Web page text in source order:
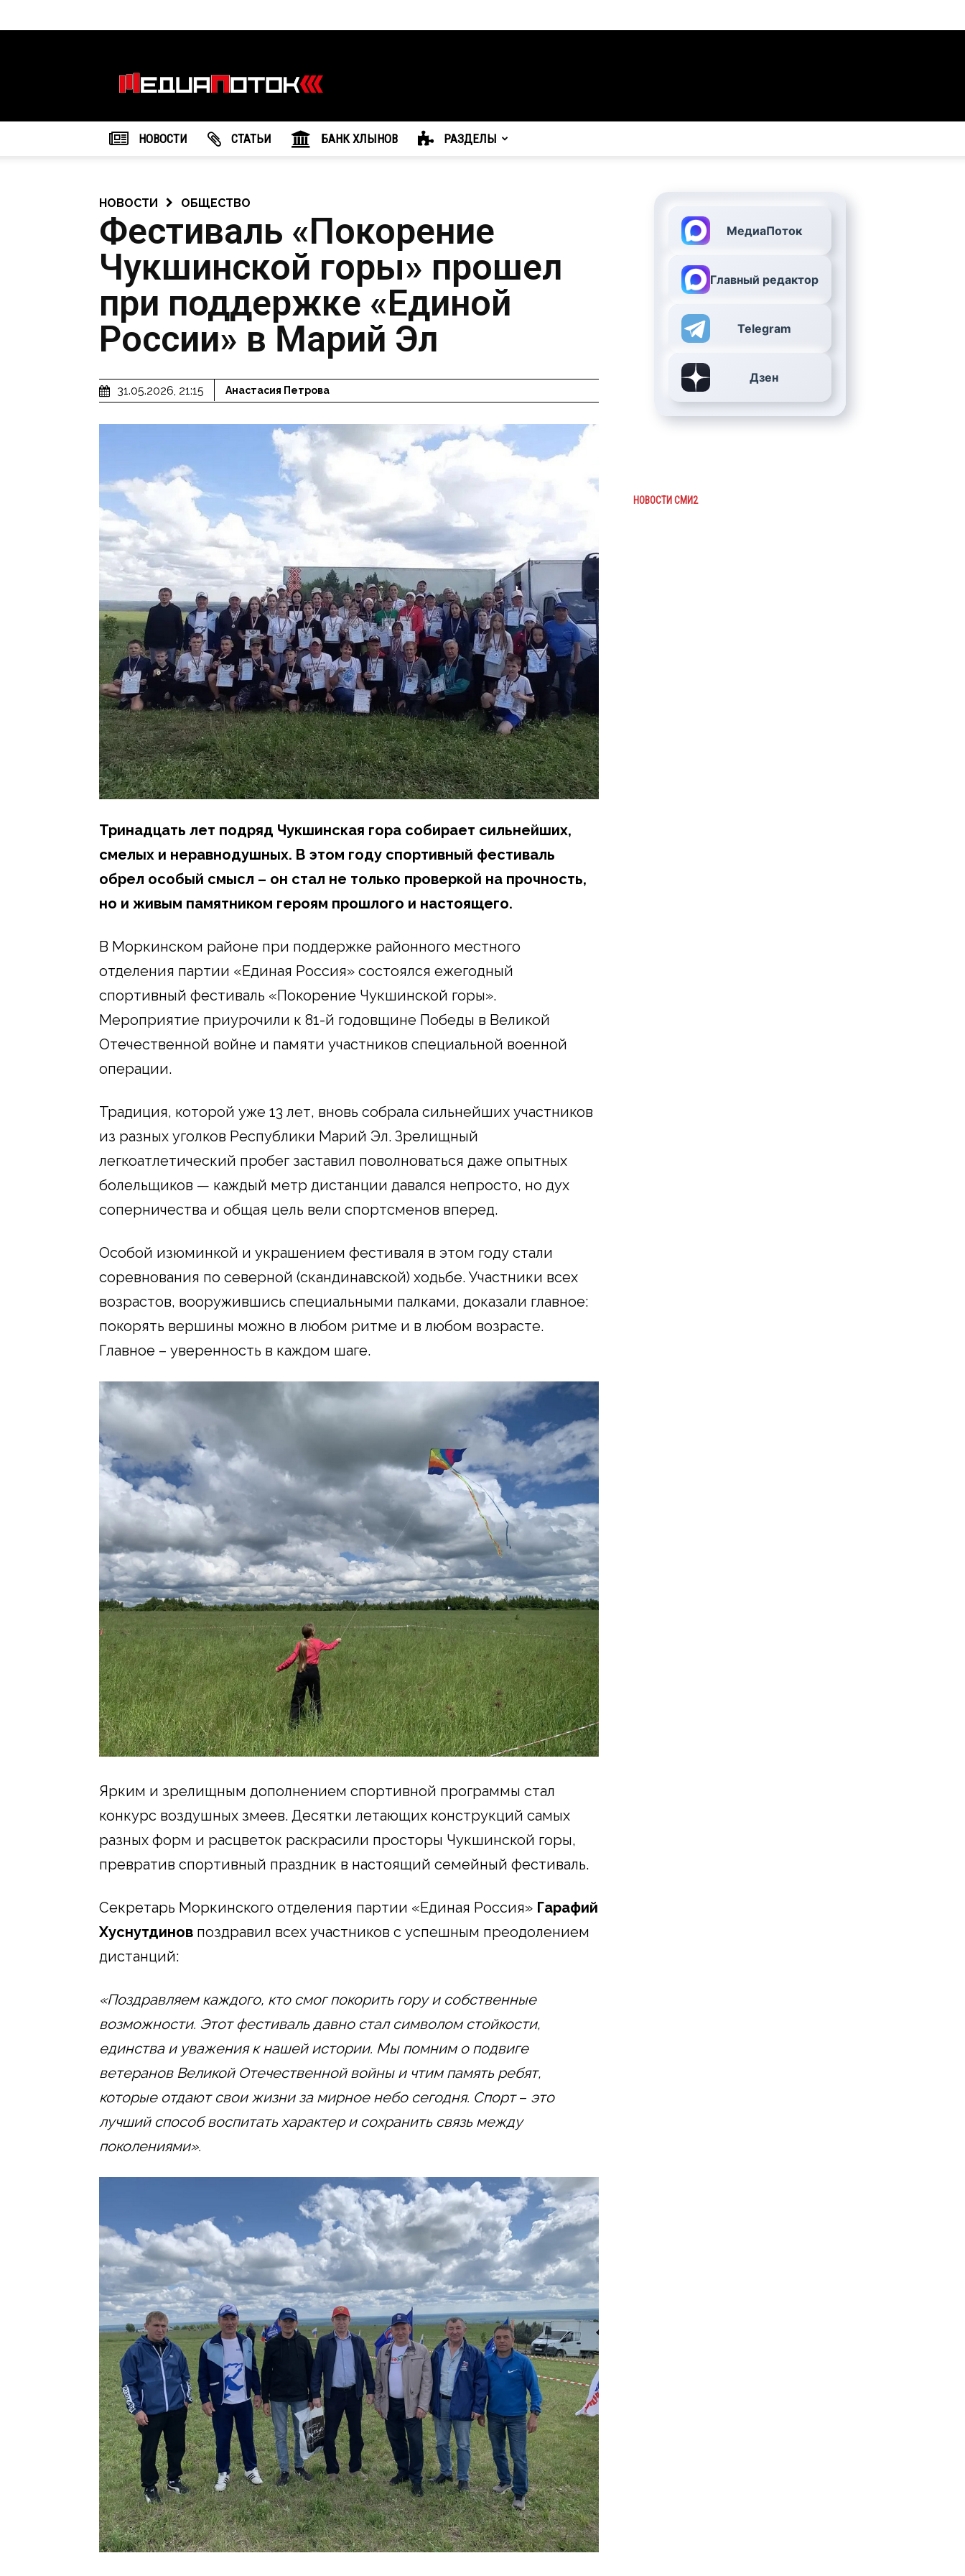
агентство
"МедиаПоток"
НОВОСТИ CТАТЬИ БАНК ХЛЫНОВ РАЗДЕЛЫ
НОВОСТИ ОБЩЕСТВО
Фестиваль «Покорение
Чукшинской горы» прошел
при поддержке «Единой
России» в Марий Эл
31.05.2026, 21:15 Анастасия Петрова
Тринадцать лет подряд Чукшинская гора собирает сильнейших,
смелых и неравнодушных. В этом году спортивный фестиваль
обрел особый смысл – он стал не только проверкой на прочность,
но и живым памятником героям прошлого и настоящего.
В Моркинском районе при поддержке районного местного
отделения партии «Единая Россия» состоялся ежегодный
спортивный фестиваль «Покорение Чукшинской горы».
Мероприятие приурочили к 81-й годовщине Победы в Великой
Отечественной войне и памяти участников специальной военной
операции.
Традиция, которой уже 13 лет, вновь собрала сильнейших участников
из разных уголков Республики Марий Эл. Зрелищный
легкоатлетический пробег заставил поволноваться даже опытных
болельщиков — каждый метр дистанции давался непросто, но дух
соперничества и общая цель вели спортсменов вперед.
Особой изюминкой и украшением фестиваля в этом году стали
соревнования по северной (скандинавской) ходьбе. Участники всех
возрастов, вооружившись специальными палками, доказали главное:
покорять вершины можно в любом ритме и в любом возрасте.
Главное – уверенность в каждом шаге.
Ярким и зрелищным дополнением спортивной программы стал
конкурс воздушных змеев. Десятки летающих конструкций самых
разных форм и расцветок раскрасили просторы Чукшинской горы,
превратив спортивный праздник в настоящий семейный фестиваль.
Секретарь Моркинского отделения партии «Единая Россия» Гарафий
Хуснутдинов поздравил всех участников с успешным преодолением
дистанций:
«Поздравляем каждого, кто смог покорить гору и собственные
возможности. Этот фестиваль давно стал символом стойкости,
единства и уважения к нашей истории. Мы помним о подвиге
ветеранов Великой Отечественной войны и чтим память ребят,
которые отдают свои жизни за мирное небо сегодня. Спорт– это
лучший способ воспитать характер и сохранить связь между
поколениями».
МедиаПоток
Главный редактор
Telegram
Дзен
НОВОСТИ СМИ2